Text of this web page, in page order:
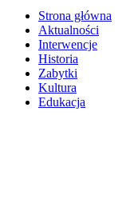
Strona główna
Aktualności
Interwencje
Historia
Zabytki
Kultura
Edukacja